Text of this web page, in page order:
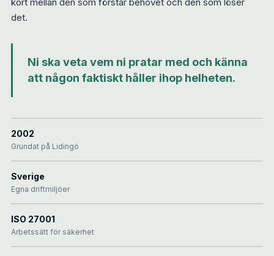
kort mellan den som förstår behovet och den som löser
det.
Ni ska veta vem ni pratar med och känna
att någon faktiskt håller ihop helheten.
2002
Grundat på Lidingö
Sverige
Egna driftmiljöer
ISO 27001
Arbetssätt för säkerhet